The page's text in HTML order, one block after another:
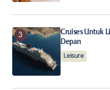
Cruises Untuk
Depan
Leisure